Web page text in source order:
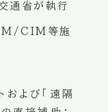
通省が執行
CIM等施
よび「遠隔